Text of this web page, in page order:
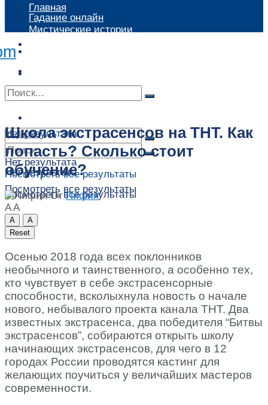
Гадание онлайн
Контакты
Нет результата
Посмотреть все результаты
Главная
Мистические истории
Сонник
Нет результата
Посмотреть все результаты
Нет результата
Посмотреть все результаты
Школа экстрасенсов на ТНТ. Как
попасть? Сколько стоит
обучение?
От Пифия
A A
A
A
Reset
Осенью 2018 года всех поклонников
необычного и таинственного, а особенно тех,
кто чувствует в себе экстрасенсорные
способности, всколыхнула новость о начале
нового, небывалого проекта канала ТНТ. Два
известных экстрасенса, два победителя “Битвы
экстрасенсов”, собираются открыть школу
начинающих экстрасенсов, для чего в 12
городах России проводятся кастинг для
желающих поучиться у величайших мастеров
современности.